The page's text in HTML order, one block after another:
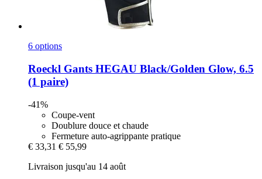
6 options
Roeckl Gants HEGAU Black/Golden Glow, 6.5
(1 paire)
-41%
Coupe-vent
Doublure douce et chaude
Fermeture auto-agrippante pratique
€ 33,31 € 55,99
Livraison jusqu'au 14 août